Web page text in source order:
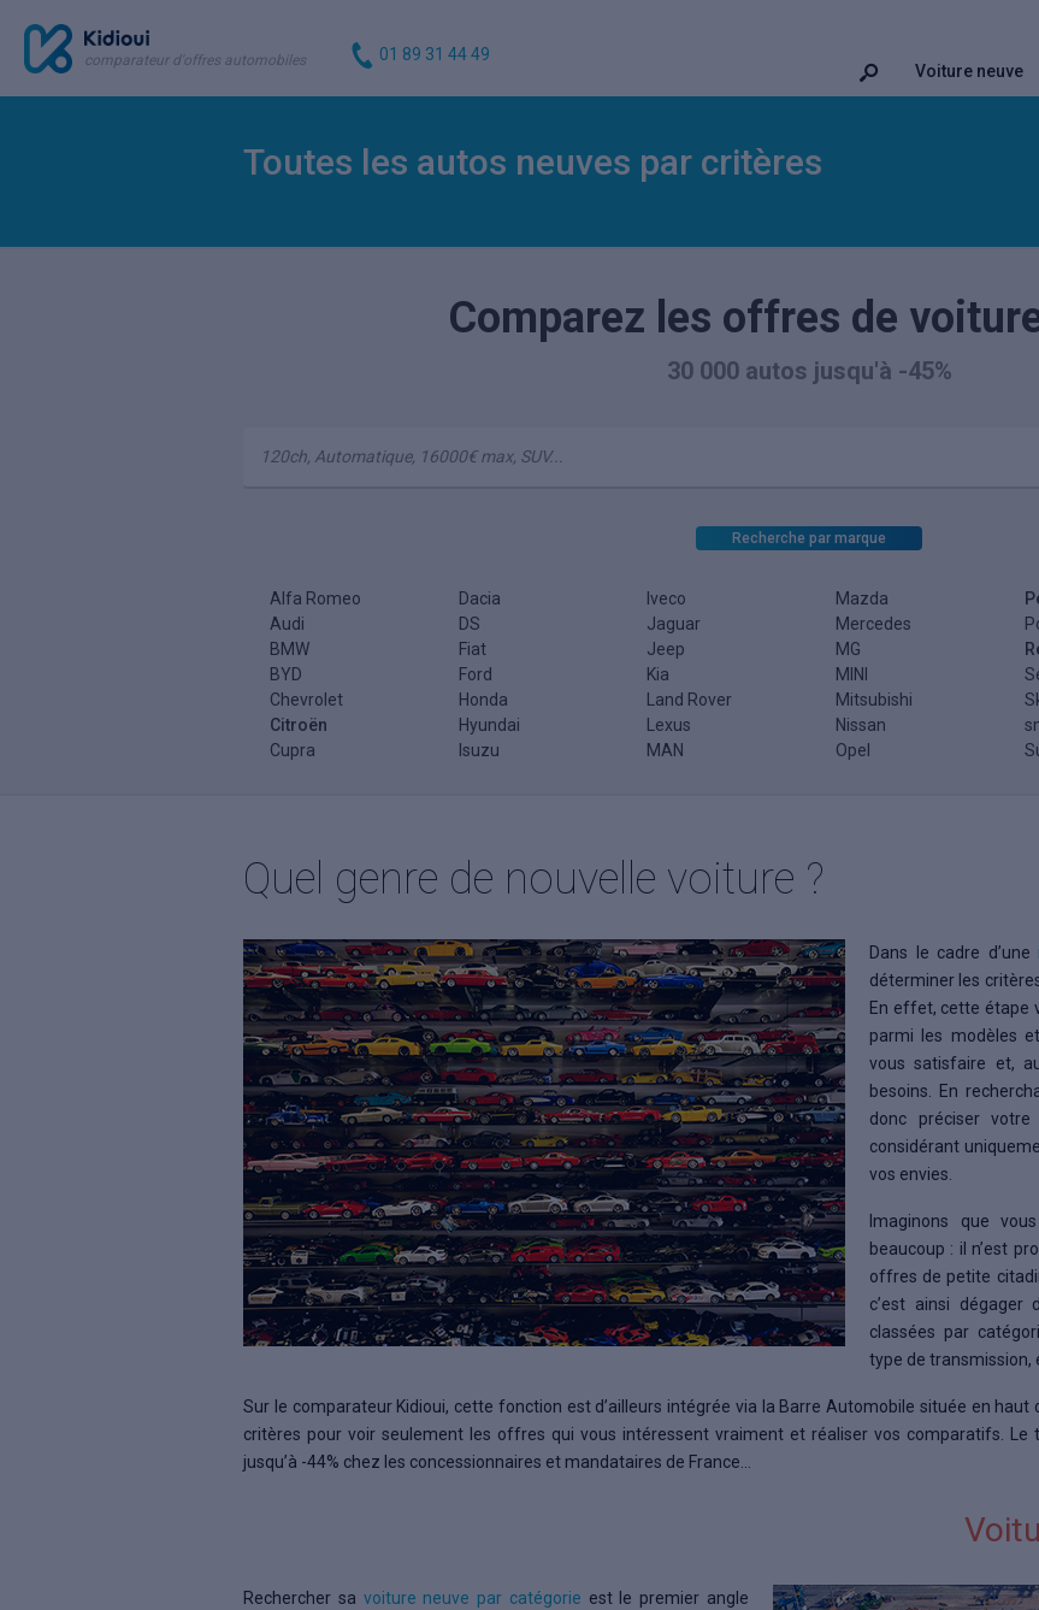
comparateur d'offres automobiles 01 89 31 44 49
Voiture neuve
Toutes les autos neuves par critères
Comparez les offres de
30 000 autos jusqu'à -45%
Recherche par marque
Alfa Romeo
Audi
BMW
BYD
Chevrolet
Citroën
Cupra
Dacia
DS
Fiat
Ford
Honda
Hyundai
Isuzu
Iveco
Jaguar
Jeep
Kia
Land Rover
Lexus
MAN
Mazda
Mercedes
MG
MINI
Mitsubishi
Nissan
Opel
Quel genre de nouvelle voiture ?
Dans le cadre d’une
déterminer les
En effet, cette étape
parmi les modèles
vous satisfaire et,
besoins. En
donc préciser
considérant
vos envies.
Imaginons que
beaucoup : il n’est
offres de petite
c’est ainsi dégager
classées par
type de transmission,
Sur le comparateur Kidioui, cette fonction est d’ailleurs intégrée via la Barre Automobile située en haut
critères pour voir seulement les offres qui vous intéressent vraiment et réaliser vos comparatifs.
jusqu’à -44% chez les concessionnaires et mandataires de France…
Rechercher sa voiture neuve par catégorie est le premier angle